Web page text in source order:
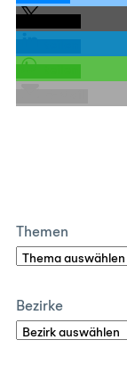
Themen
Bezirke